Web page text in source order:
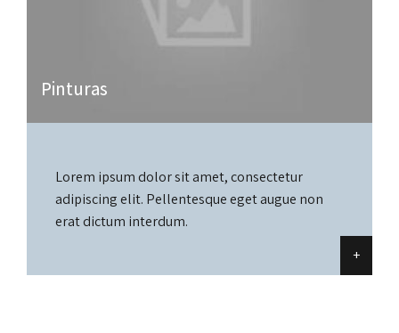
Pinturas
Lorem ipsum dolor sit amet, consectetur
adipiscing elit. Pellentesque eget augue non
erat dictum interdum.
+